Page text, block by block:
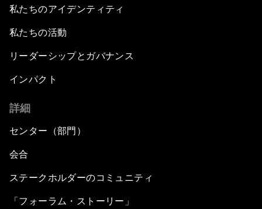
私たちのアイデンティティ
私たちの活動
リーダーシップとガバナンス
インパクト
詳細
センター（部門）
会合
ステークホルダーのコミュニティ
「フォーラム・ストーリー」